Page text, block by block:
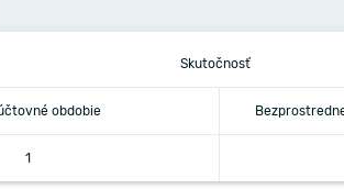
Skutočnosť
obdobie
1